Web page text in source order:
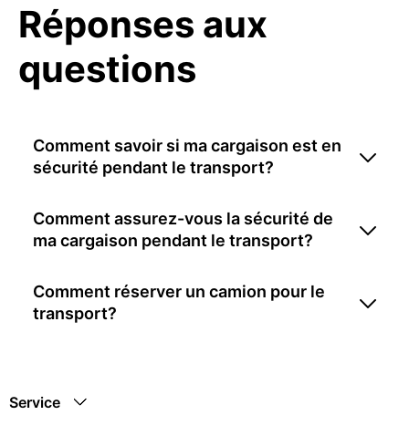
Réponses aux
questions
Comment savoir si ma cargaison est en
sécurité pendant le transport?
Comment assurez-vous la sécurité de
ma cargaison pendant le transport?
Comment réserver un camion pour le
transport?
Service